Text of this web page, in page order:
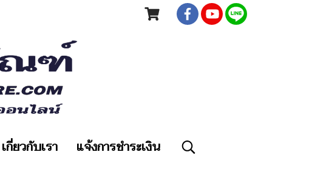
เกี่ยวกับเรา แจ้งการชำระเงิน